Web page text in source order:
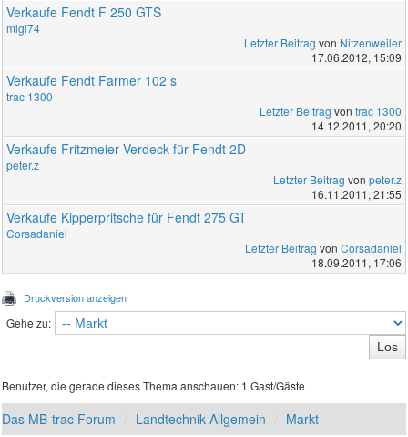
Verkaufe Fendt F 250 GTS
migl74
Letzter Beitrag von Nitzenweiler
17.06.2012, 15:09
Verkaufe Fendt Farmer 102 s
trac 1300
Letzter Beitrag von trac 1300
14.12.2011, 20:20
Verkaufe Fritzmeier Verdeck für Fendt 2D
peter.z
Letzter Beitrag von peter.z
16.11.2011, 21:55
Verkaufe Kipperpritsche für Fendt 275 GT
Corsadaniel
Letzter Beitrag von Corsadaniel
18.09.2011, 17:06
Druckversion anzeigen
Gehe zu:
Benutzer, die gerade dieses Thema anschauen: 1 Gast/Gäste
Das MB-trac Forum Landtechnik Allgemein Markt